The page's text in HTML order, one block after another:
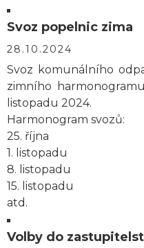
Svoz popelnic zima
28.10.2024
Svoz komunálního
zimního
listopadu 2024.
Harmonogram svozů:
25. října
1. listopadu
8. listopadu
15. listopadu
atd.
Volby do